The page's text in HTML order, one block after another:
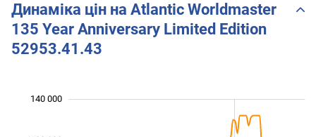
Динаміка цін на Atlantic Worldmaster
135 Year Anniversary Limited Edition
52953.41.43
140 000